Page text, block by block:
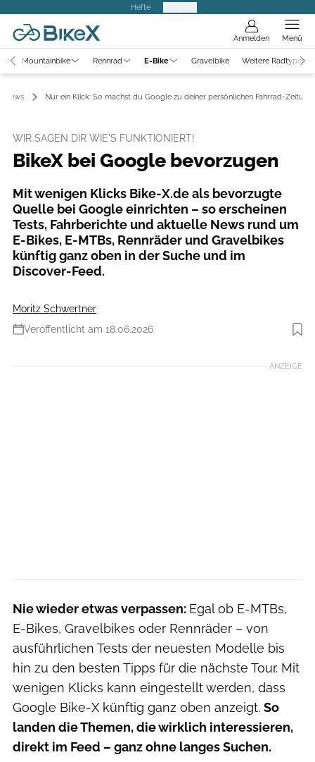
Hefte
Anmelden Menü
Mountainbike Rennrad E-Bike Gravelbike Weitere Radtypen
News Nur ein Klick: So machst du Google zu deiner persönlichen Fahrrad-Zeitung
WIR SAGEN DIR WIE'S FUNKTIONIERT!
BikeX bei Google bevorzugen
Mit wenigen Klicks Bike-X.de als bevorzugte
Quelle bei Google einrichten – so erscheinen
Tests, Fahrberichte und aktuelle News rund um
E-Bikes, E-MTBs, Rennräder und Gravelbikes
künftig ganz oben in der Suche und im
Discover-Feed.
Moritz Schwertner
Veröffentlicht am 18.06.2026
Foto: BikeX
ANZEIGE
Nie wieder etwas verpassen: Egal ob E-MTBs,
E-Bikes, Gravelbikes oder Rennräder – von
ausführlichen Tests der neuesten Modelle bis
hin zu den besten Tipps für die nächste Tour. Mit
wenigen Klicks kann eingestellt werden, dass
Google Bike-X künftig ganz oben anzeigt. So
landen die Themen, die wirklich interessieren,
direkt im Feed – ganz ohne langes Suchen.